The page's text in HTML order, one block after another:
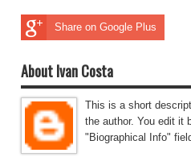
Share on Google Plus
About Ivan Costa
This is a short
the author. You edit it
"Biographical Info"